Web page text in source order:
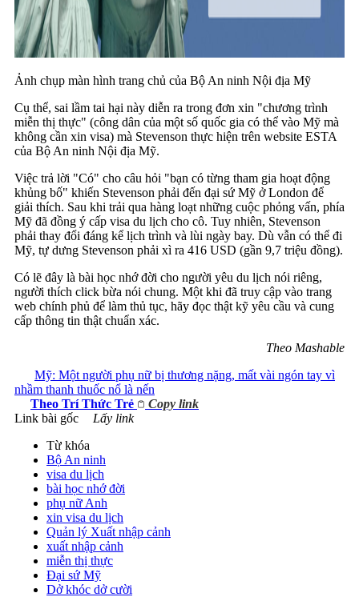
Ảnh chụp màn hình trang chủ của Bộ An ninh Nội địa Mỹ
Cụ thể, sai lầm tai hại này diễn ra trong đơn xin "chương trình
miễn thị thực" (công dân của một số quốc gia có thể vào Mỹ mà
không cần xin visa) mà Stevenson thực hiện trên website ESTA
của Bộ An ninh Nội địa Mỹ.
Việc trả lời "Có" cho câu hỏi "bạn có từng tham gia hoạt động
khủng bố" khiến Stevenson phải đến đại sứ Mỹ ở London để
giải thích. Sau khi trải qua hàng loạt những cuộc phỏng vấn, phía
Mỹ đã đồng ý cấp visa du lịch cho cô. Tuy nhiên, Stevenson
phải thay đổi đáng kể lịch trình và lùi ngày bay. Dù vẫn có thể đi
Mỹ, tự dưng Stevenson phải xì ra 416 USD (gần 9,7 triệu đồng).
Có lẽ đây là bài học nhớ đời cho người yêu du lịch nói riêng,
người thích click bừa nói chung. Một khi đã truy cập vào trang
web chính phủ để làm thủ tục, hãy đọc thật kỹ yêu cầu và cung
cấp thông tin thật chuẩn xác.
Theo Mashable
Mỹ: Một người phụ nữ bị thương nặng, mất vài ngón tay vì
nhầm thanh thuốc nổ là nến
Theo Trí Thức Trẻ
Copy link
Link bài gốc
Lấy link
Từ khóa
Bộ An ninh
visa du lịch
bài học nhớ đời
phụ nữ Anh
xin visa du lịch
Quản lý Xuất nhập cảnh
xuất nhập cảnh
miễn thị thực
Đại sứ Mỹ
Dở khóc dở cười